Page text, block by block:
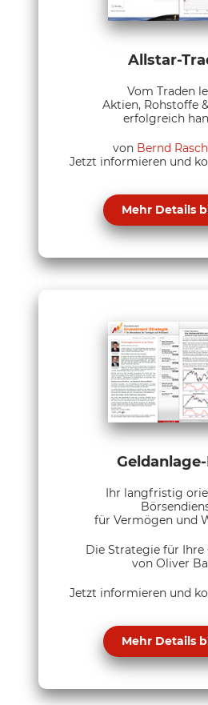
Allstar-
Vom Traden
Aktien, Rohstoffe
erfolgreich
von Bernd
Jetzt informieren und
Mehr Details
Ihr langfristig
für Vermögen und
Die Strategie für Ihre
von Oliver
Jetzt informieren und
Mehr Details